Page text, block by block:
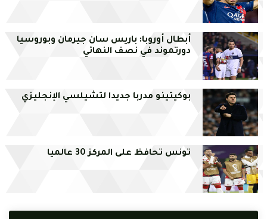
أبطال أوروبا: باريس سان جيرمان وبوروسيا
دورتموند في نصف النهائي
بوكيتينو مدربا جديدا لتشيلسي الإنجليزي
تونس تحافظ على المركز 30 عالميا